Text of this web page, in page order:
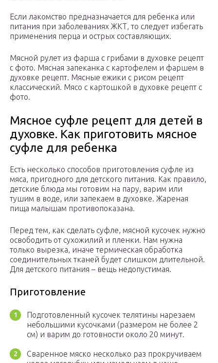
Если лакомство предназначается для ребенка или
питания при заболеваниях ЖКТ, то следует избегать
применения перца и острых составляющих.
Мясной рулет из фарша с грибами в духовке рецепт
с фото. Мясная запеканка с картофелем и фаршем в
духовке рецепт. Мясные ежики с рисом рецепт
классический. Мясо с картошкой в духовке рецепт с
фото.
Мясное суфле рецепт для детей в
духовке. Как приготовить мясное
суфле для ребенка
Есть несколько способов приготовления суфле из
мяса, пригодного для детского питания. Как правило,
детские блюда мы готовим на пару, варим или
тушим в воде, или запекаем в духовке. Жареная
пища малышам противопоказана.
Перед тем, как сделать суфле, мясной кусочек нужно
освободить от сухожилий и пленки. Нам нужна
только вырезка, иначе термическая обработка
соединительных тканей будет слишком длительной.
Для детского питания – вещь недопустимая.
Приготовление
Подготовленный кусочек телятины нарезаем
небольшими кусочками (размером не более 2
см) и варим до готовности около 20 минут.
Сваренное мяско несколько раз прокручиваем